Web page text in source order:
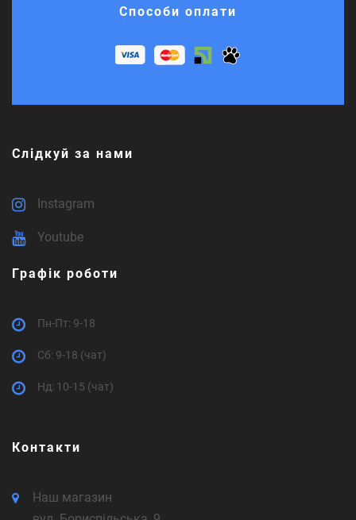
Способи оплати
Слідкуй за нами
Instagram
Youtube
Графік роботи
Пн-Пт: 9-18
Cб: 9-18 (чат)
Нд: 10-15 (чат)
Контакти
Наш магазин